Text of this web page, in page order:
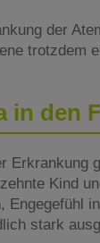
der
trotzdem
in den
Erkrankung
Kind
Engegefühl
stark